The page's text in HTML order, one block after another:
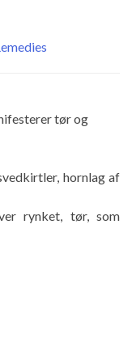
tør og
hornlag af
rynket, tør, som